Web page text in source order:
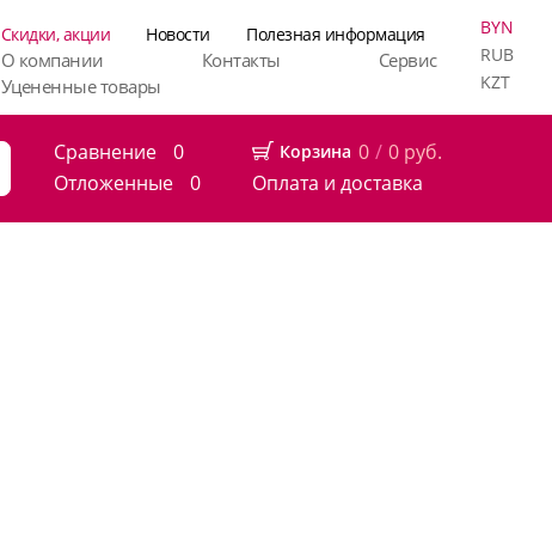
Скидки, акции Новости Полезная информация
О компании Контакты
Сервис
Уцененные товары
BYN
RUB
KZT
Сравнение
0
Отложенные
0
Корзина 0 / 0 руб.
Оплата и доставка